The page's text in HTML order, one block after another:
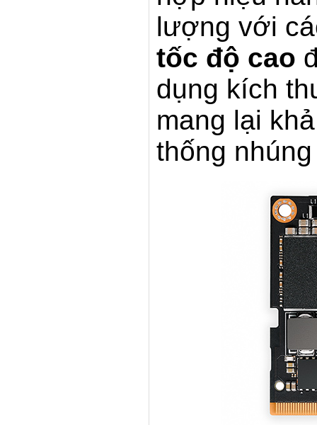
lượng với
tốc độ cao
dụng kích
mang lại
thống